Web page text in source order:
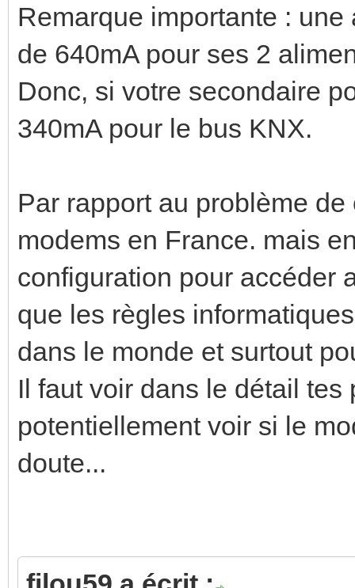
Remarque importante :
de 640mA pour ses 2
Donc, si votre secondaire
340mA pour le bus KNX.
Par rapport au problème
modems en France. mais
configuration pour accéder
que les règles
dans le monde et surtout
Il faut voir dans le détail
potentiellement voir si le
doute...